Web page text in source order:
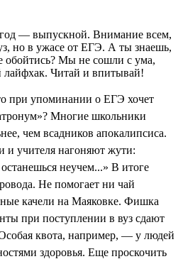
год — выпускной. Внимание всем,
но в ужасе от ЕГЭ. А ты знаешь,
обойтись? Мы не сошли с ума,
лайфхак. Читай и впитывай!
при упоминании о ЕГЭ хочет
Многие школьники
чем всадников апокалипсиса.
и учителя нагоняют жути:
неучем...» В итоге
Не помогает ни чай
качели на Маяковке. Фишка
при поступлении в вуз сдают
квота, например, — у людей
здоровья. Еще проскочить